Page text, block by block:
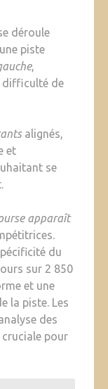
déroule
piste
,
difficulté de
alignés,
et
se
apparaît
du
sur 2 850
et une
la piste. Les
des
pour